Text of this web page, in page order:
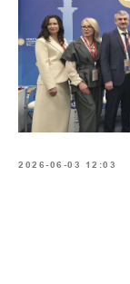
2026-06-03 12:03